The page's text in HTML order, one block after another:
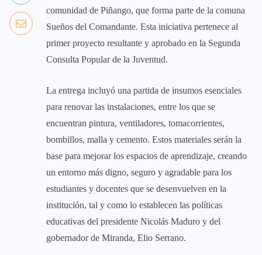
comunidad de Piñango, que forma parte de la comuna
Sueños del Comandante. Esta iniciativa pertenece al
primer proyecto resultante y aprobado en la Segunda
Consulta Popular de la Juventud.
La entrega incluyó una partida de insumos esenciales
para renovar las instalaciones, entre los que se
encuentran pintura, ventiladores, tomacorrientes,
bombillos, malla y cemento. Estos materiales serán la
base para mejorar los espacios de aprendizaje, creando
un entorno más digno, seguro y agradable para los
estudiantes y docentes que se desenvuelven en la
institución, tal y como lo establecen las políticas
educativas del presidente Nicolás Maduro y del
gobernador de Miranda, Elio Serrano.